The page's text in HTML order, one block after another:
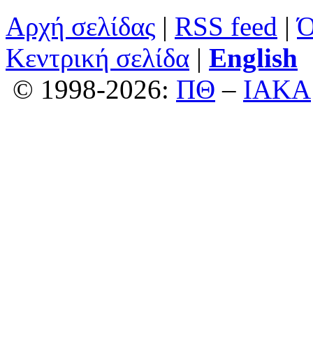
Αρχή σελίδας | RSS feed |
Κεντρική σελίδα | English
© 1998-2026: ΠΘ – ΙΑΚΑ